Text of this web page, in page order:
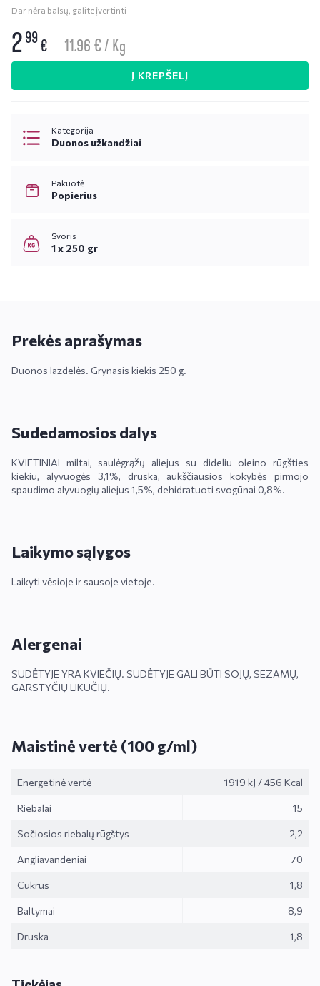
Dar nėra balsų, galite įvertinti
299€ 11.96 € / Kg
Į KREPŠELĮ
Kategorija
Duonos užkandžiai
Pakuotė
Popierius
Svoris
1 x 250 gr
Prekės aprašymas
Duonos lazdelės. Grynasis kiekis 250 g.
Sudedamosios dalys
KVIETINIAI miltai, saulėgrąžų aliejus su dideliu oleino rūgšties
kiekiu, alyvuogės 3,1%, druska, aukščiausios kokybės pirmojo
spaudimo alyvuogių aliejus 1,5%, dehidratuoti svogūnai 0,8%.
Laikymo sąlygos
Laikyti vėsioje ir sausoje vietoje.
Alergenai
SUDĖTYJE YRA KVIEČIŲ. SUDĖTYJE GALI BŪTI SOJŲ, SEZAMŲ,
GARSTYČIŲ LIKUČIŲ.
Maistinė vertė (100 g/ml)
Energetinė vertė 1919 kJ /456 Kcal
Riebalai 15
Sočiosios riebalų rūgštys 2,2
Angliavandeniai 70
Cukrus 1,8
Baltymai 8,9
Druska 1,8